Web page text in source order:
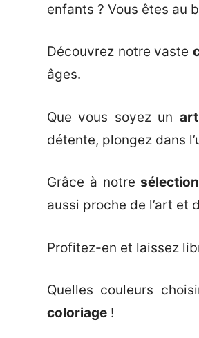
enfants ? Vous êtes au
Découvrez notre vaste
âges.
Que vous soyez un
détente, plongez dans
Grâce à notre
aussi proche de l’art et
Profitez-en et laissez
Quelles couleurs
coloriage !